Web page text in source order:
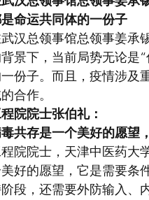
命运共同体的一份子
总领事馆总领事姜承锡
景下，当前局势无论是
份子。而且，疫情涉及
合作。
院院士张伯礼：
共存是一个美好的愿望
院士，天津中医药大
好的愿望，它是需要条
段，还需要外防输入、